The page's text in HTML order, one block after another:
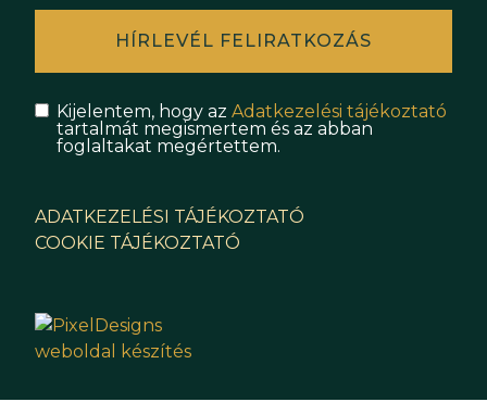
HÍRLEVÉL FELIRATKOZÁS
Kijelentem, hogy az Adatkezelési tájékoztató
tartalmát megismertem és az abban
foglaltakat megértettem.
ADATKEZELÉSI TÁJÉKOZTATÓ
COOKIE TÁJÉKOZTATÓ